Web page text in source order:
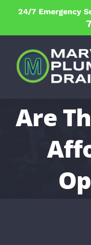
content
24/7 Emergency
Are